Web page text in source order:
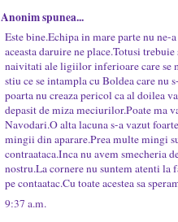
Anonim spunea...
Este bine.Echipa in mare parte nu ne-
aceasta daruire ne place.Totusi
naivitati ale ligiilor inferioare care se
stiu ce se intampla cu Boldea care nu
poarta nu creaza pericol ca al doilea
depasit de miza meciurilor.Poate ma
Navodari.O alta lacuna s-a vazut
mingii din aparare.Prea multe mingi
contraataca.Inca nu avem smecheria
nostru.La cornere nu suntem atenti la
pe contaatac.Cu toate acestea sa
9:37 a.m.